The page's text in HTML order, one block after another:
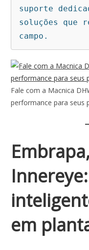
suporte
soluções que
campo.
Fale com a Macnica
performance para seus
em